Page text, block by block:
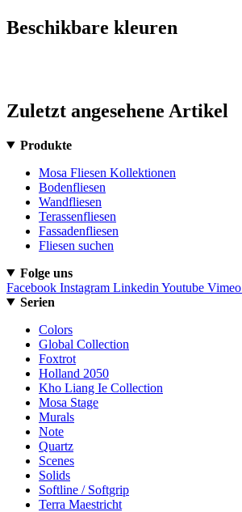
Beschikbare kleuren
Zuletzt angesehene Artikel
Produkte
Mosa Fliesen Kollektionen
Bodenfliesen
Wandfliesen
Terassenfliesen
Fassadenfliesen
Fliesen suchen
Folge uns
Facebook Instagram Linkedin Youtube Vimeo
Serien
Colors
Global Collection
Foxtrot
Holland 2050
Kho Liang Ie Collection
Mosa Stage
Murals
Note
Quartz
Scenes
Solids
Softline / Softgrip
Terra Maestricht